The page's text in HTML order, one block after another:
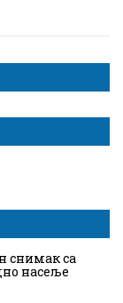
снимак са
насеље